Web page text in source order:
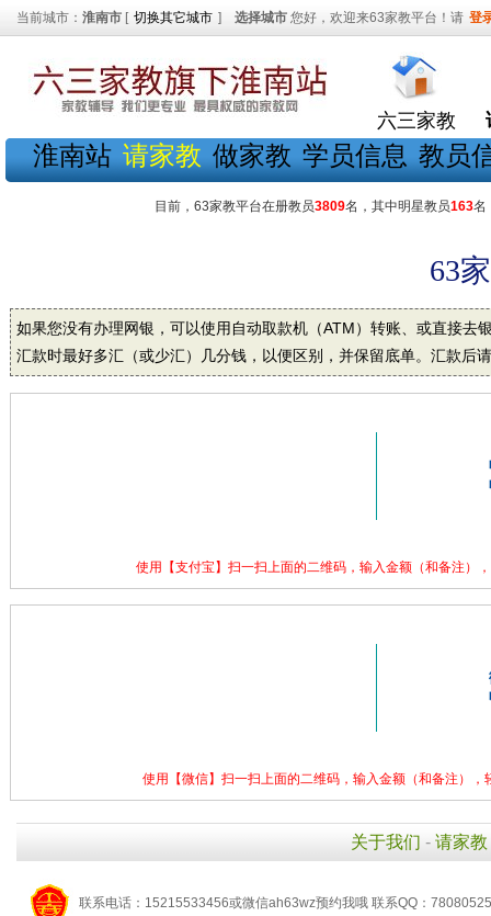
当前城市： 淮南市 [ 切换其它城市 ] 选择城市 您好，欢迎来63家教平台！请 登
六三家教
淮南站 请家教 做家教 学员信息 教员
目前，63家教平台在册教员3809名，其中明星教员163名
63
如果您没有办理网银，可以使用自动取款机（ATM）转账、或直接去
汇款时最好多汇（或少汇）几分钱，以便区别，并保留底单。汇款后
使用【支付宝】扫一扫上面的二维码，输入金额（和备注）
使用【微信】扫一扫上面的二维码，输入金额（和备注）
关于我们 - 请家教
联系电话：15215533456或微信ah63wz预约我哦 联系QQ：